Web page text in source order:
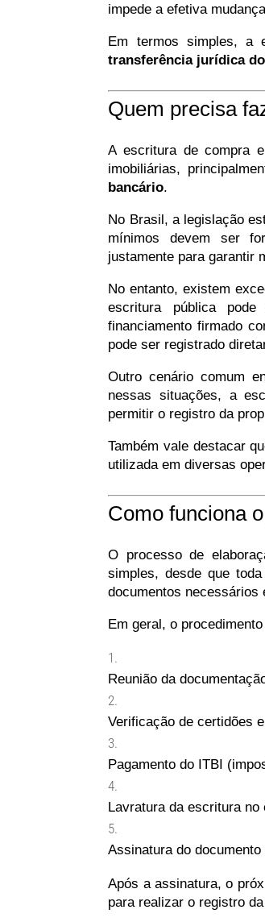
impede a efetiva
Em termos simples, a
transferência jurídica
Quem precisa
A escritura de compra
imobiliárias,
bancário.
No Brasil, a legislação
mínimos devem ser
justamente para garantir
No entanto, existem
escritura pública
financiamento firmado
pode ser registrado
Outro cenário comum
nessas situações, a
permitir o registro da
Também vale destacar
utilizada em diversas
Como funciona
O processo de
simples, desde que
documentos necessários
Em geral, o
Reunião da
Verificação de certidões
Pagamento do ITBI
Lavratura da escritura no
Assinatura do
Após a assinatura, o
para realizar o registro